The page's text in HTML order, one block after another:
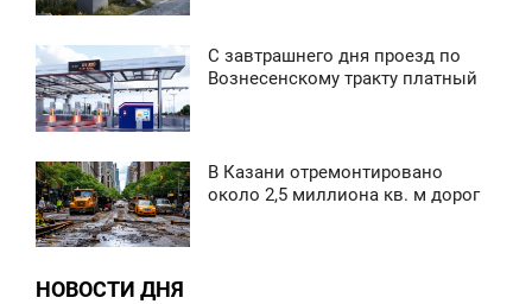
С завтрашнего дня проезд по
Вознесенскому тракту платный
В Казани отремонтировано
около 2,5 миллиона кв. м дорог
НОВОСТИ ДНЯ